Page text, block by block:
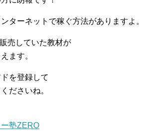
ターネットで稼ぐ方法がありますよ。
売していた教材が
ます。
を登録して
ださいね。
塾ZERO